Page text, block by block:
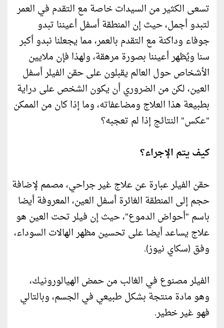
تسعى الكثير من السيدات خاصة مع التقدم في العمر
لتبدو أجمل، حيث إن المنطقة أسفل أعيننا تبدو
جوفاء وداكنة مع التقدم بالعمر، مما يجعلنا نبدو أكبر
سنا ويُظهر أعيننا بصورة مرهقة، ولهذا فإن ملايين
الأشخاص حول العالم يقبلون على حقن الفيلر أسفل
العين، لكن من الضروري أن يكون الشخص على دراية
بطبيعة هذا العلاج ومضاعفاته، وما إذا كان من الممكن
"عكس" النتائج إذا لم تعجبه؟
كيف يتم الإجراء؟
حقن الفيلر عبارة عن علاج غير جراحي، مصمم لإضافة
حجم إلى المنطقة الغائرة أسفل العين، المعروفة أيضا
باسم "أحواض الدموع"، حيث إن فيلر تحت العين هو
علاج يساعد أيضا على تحسين مظهر الهالات السوداء،
وفق (سكاي نيوز).
الفيلر مصنوع في الغالب من حمض الهيالورونيك،
وهو مادة منتجة بشكل طبيعي في الجسم، وبالتالي
فهو غير خطير.